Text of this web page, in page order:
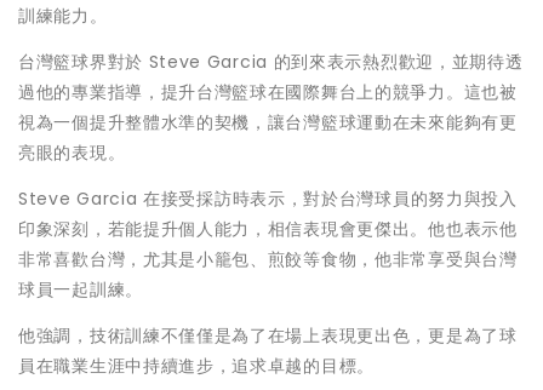
訓練能力。
台灣籃球界對於 Steve Garcia 的到來表示熱烈歡迎，並期待透
過他的專業指導，提升台灣籃球在國際舞台上的競爭力。這也被
視為一個提升整體水準的契機，讓台灣籃球運動在未來能夠有更
亮眼的表現。
Steve Garcia 在接受採訪時表示，對於台灣球員的努力與投入
印象深刻，若能提升個人能力，相信表現會更傑出。他也表示他
非常喜歡台灣，尤其是小籠包、煎餃等食物，他非常享受與台灣
球員一起訓練。
他強調，技術訓練不僅僅是為了在場上表現更出色，更是為了球
員在職業生涯中持續進步，追求卓越的目標。